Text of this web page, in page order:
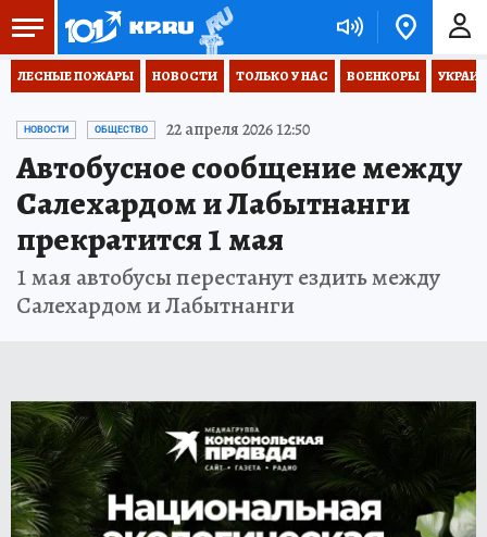
ЛЕСНЫЕ ПОЖАРЫ НОВОСТИ ТОЛЬКО У НАС ВОЕНКОРЫ
НОВОСТИ ОБЩЕСТВО 22 апреля 2026 12:50
Автобусное сообщение между
Салехардом и Лабытнанги
прекратится 1 мая
1 мая автобусы перестанут ездить между
Салехардом и Лабытнанги